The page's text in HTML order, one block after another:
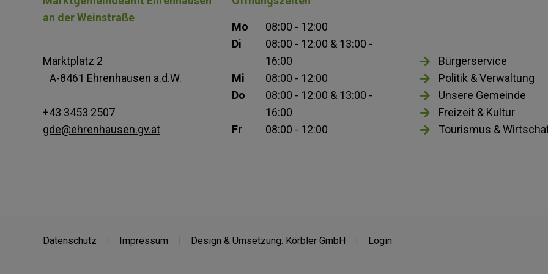
an der Weinstraße
Marktplatz 2
A-8461 Ehrenhausen a.d.W.
+43 3453 2507
gde@ehrenhausen.gv.at
Mo
08:00 - 12:00
Di
08:00 - 12:00 & 13:00 -
16:00
Mi
08:00 - 12:00
Do
08:00 - 12:00 & 13:00 -
16:00
Fr
08:00 - 12:00
Bürgerservice
Politik & Verwaltung
Unsere Gemeinde
Freizeit & Kultur
Tourismus &
Datenschutz Impressum Design & Umsetzung: Körbler GmbH Login